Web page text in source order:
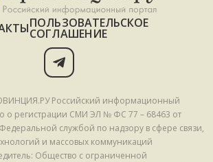
ПОЛЬЗОВАТЕЛЬСКОЕ
СОГЛАШЕНИЕ
Российский информационный
о регистрации СМИ ЭЛ № ФС 77 – 68463 от
службой по надзору в сфере связи,
и массовых коммуникаций
Общество с ограниченной